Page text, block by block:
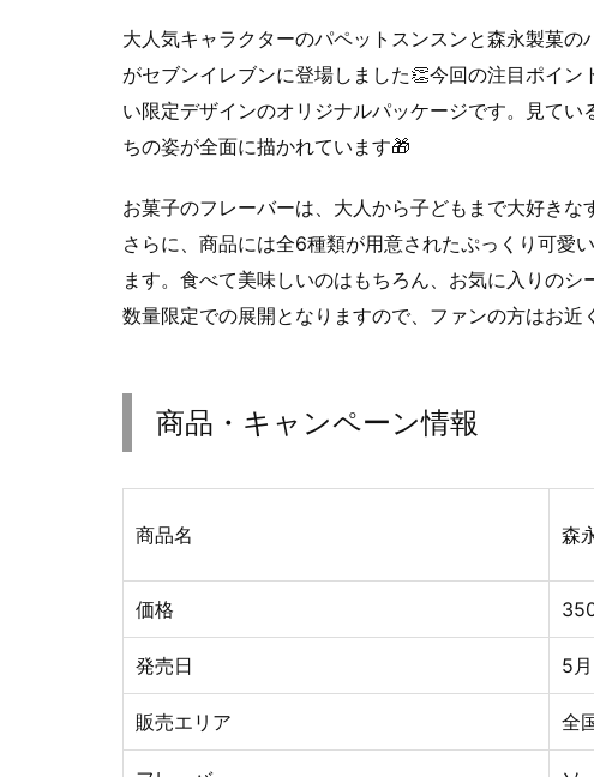
大人気キャラクターのパペットスンスンと森永製菓
がセブンイレブンに登場しました👏今回の注目ポイ
い限定デザインのオリジナルパッケージです。見て
ちの姿が全面に描かれています🎁
お菓子のフレーバーは、大人から子どもまで大好きな
さらに、商品には全6種類が用意されたぷっくり可愛
ます。食べて美味しいのはもちろん、お気に入りのシ
数量限定での展開となりますので、ファンの方はお近
商品・キャンペーン情報
商品名 森
価格
発売日 5
販売エリア 全